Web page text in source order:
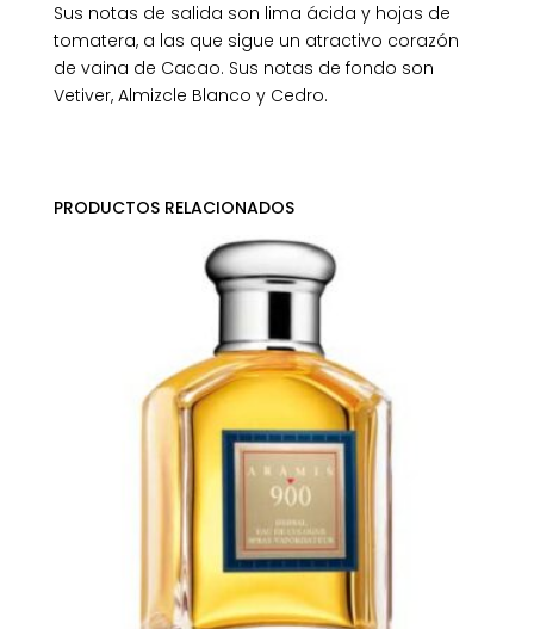
Sus notas de salida son lima ácida y hojas de
tomatera, a las que sigue un atractivo corazón
de vaina de Cacao. Sus notas de fondo son
Vetiver, Almizcle Blanco y Cedro.
PRODUCTOS RELACIONADOS